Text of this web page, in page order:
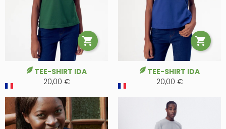

TEE-SHIRT IDA
20,00 €

TEE-SHIRT IDA
20,00 €